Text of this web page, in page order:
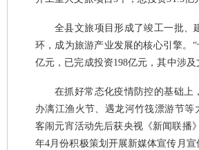
全县文旅项目形成了竣工一批、
环，成为旅游产业发展的核心引擎。
亿元，已完成投资198亿元，其中涉
在抓好常态化疫情防控的基础上
办漓江渔火节、遇龙河竹筏漂游节
客闹元宵活动先后获央视《新闻联播
年4月份积极策划开展新媒体宣传月